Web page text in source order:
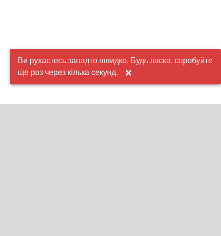
Ви рухаєтесь занадто швидко. Будь ласка, спробуйте
ще раз через кілька секунд.